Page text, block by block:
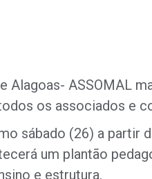
ASSOMAL
os associados e
sábado (26) a partir
um plantão
e estrutura.